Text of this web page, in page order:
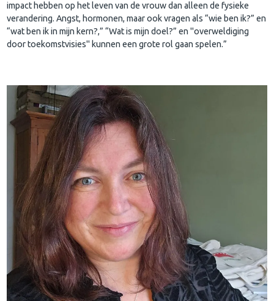
impact hebben op het leven van de vrouw dan alleen de fysieke
verandering. Angst, hormonen, maar ook vragen als “wie ben ik?” en
“wat ben ik in mijn kern?,” “Wat is mijn doel?” en "overweldiging
door toekomstvisies" kunnen een grote rol gaan spelen.”